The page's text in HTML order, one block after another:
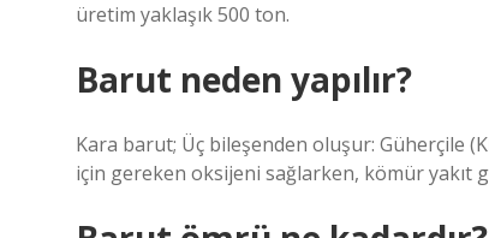
üretim yaklaşık 500 ton.
Barut neden yapılır?
Kara barut; Üç bileşenden oluşur: Güherçile
için gereken oksijeni sağlarken, kömür yakıt